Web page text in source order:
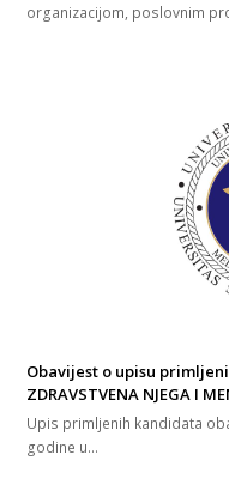
organizacijom, poslovnim
Obavijest o upisu
ZDRAVSTVENA NJEGA I
Upis primljenih kandidata
godine u…